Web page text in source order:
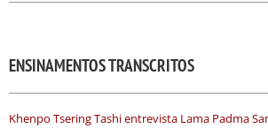
ENSINAMENTOS TRANSCRITOS
Khenpo Tsering Tashi entrevista Lama Padma